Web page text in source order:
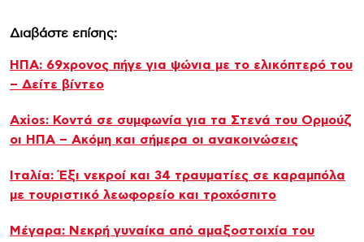
Διαβάστε επίσης:
ΗΠΑ: 69χρονος πήγε για ψώνια με το ελικόπτερό του
– Δείτε βίντεο
Axios: Κοντά σε συμφωνία για τα Στενά του Ορμούζ
οι ΗΠΑ – Ακόμη και σήμερα οι ανακοινώσεις
Ιταλία: Έξι νεκροί και 34 τραυματίες σε καραμπόλα
με τουριστικό λεωφορείο και τροχόσπιτο
Μέγαρα: Νεκρή γυναίκα από αμαξοστοιχία του